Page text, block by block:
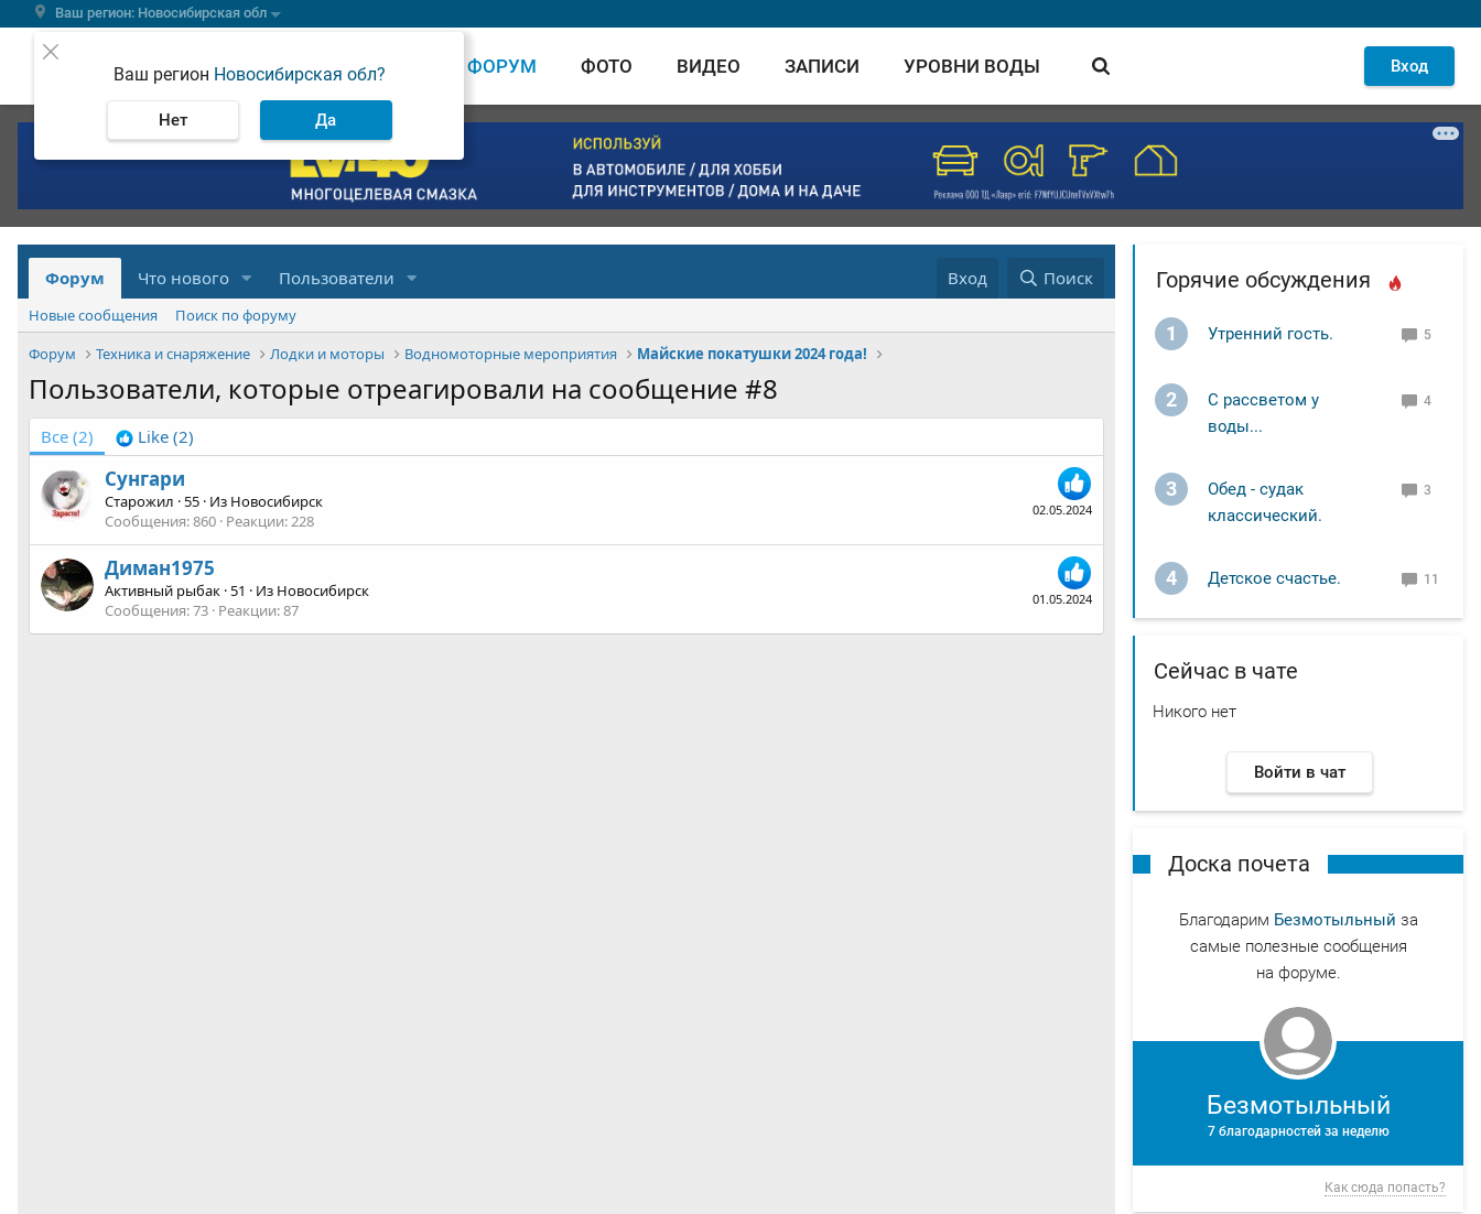
Ваш регион: Новосибирская обл
Ваш регион Новосибирская обл?
Нет Да
ВЕСТИ ФОРУМ ФОТО ВИДЕО ЗАПИСИ УРОВНИ ВОДЫ Вход
Форум Что нового Пользователи Вход Поиск
Новые сообщения
Поиск по форуму
Форум
Техника и снаряжение Лодки и моторы Водномоторные мероприятия Майские покатушки 2024 года!
Пользователи, которые отреагировали на сообщение #8
Все (2) Like (2)
02.05.2024
Сунгари
Старожил ·55 · Из Новосибирск
Сообщения 860 Реакции 228
01.05.2024
Диман1975
Активный рыбак ·51 · Из Новосибирск
Сообщения 73 Реакции 87
Горячие обсуждения
1 Утренний гость. 5
2
С рассветом у
воды...
4
3
Обед - судак
классический.
3
4 Детское счастье. 11
Сейчас в чате
Никого нет
Войти в чат
Доска почета
Благодарим Безмотыльный за
самые полезные сообщения
на форуме.
Безмотыльный
7 благодарностей за неделю
Как сюда попасть?